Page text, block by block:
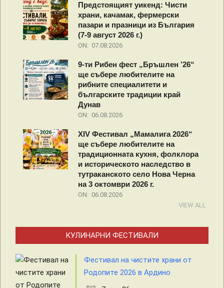
Предстоящият уикенд: Чисти
храни, качамак, фермерски
пазари и празници из България
(7-9 август 2026 г.)
ON: 07.08.2026
9-ти Рибен фест „Бръшлен ’26“
ще събере любителите на
рибните специалитети и
българските традиции край
Дунав
ON: 06.08.2026
XIV Фестивал „Мамалига 2026“
ще събере любителите на
традиционната кухня, фолклора
и историческото наследство в
тутраканското село Нова Черна
на 3 октомври 2026 г.
ON: 06.08.2026
VIEW ALL
КУЛИНАРНИ ФЕСТИВАЛИ
Фестивал на чистите храни от
Родопите 2026 в Ардино